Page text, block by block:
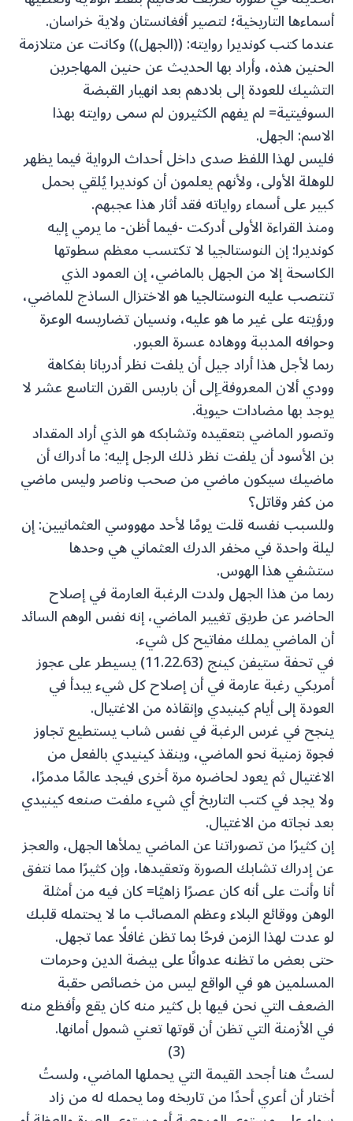
أسماءها التاريخية؛ لتصير أفغانستان ولاية خراسان.
عندما كتب كونديرا روايته: ((الجهل)) وكانت عن متلازمة
الحنين هذه، وأراد بها الحديث عن حنين المهاجرين
التشيك للعودة إلى بلادهم بعد انهيار القبضة
السوفيتية= لم يفهم الكثيرون لم سمى روايته بهذا
الاسم: الجهل.
فليس لهذا اللفظ صدى داخل أحداث الرواية فيما يظهر
للوهلة الأولى، ولأنهم يعلمون أن كونديرا يُلقي بحمل
كبير على أسماء رواياته فقد أثار هذا عجبهم.
ومنذ القراءة الأولى أدركت -فيما أظن- ما يرمي إليه
كونديرا: إن النوستالجيا لا تكتسب معظم سطوتها
الكاسحة إلا من الجهل بالماضي، إن العمود الذي
تنتصب عليه النوستالجيا هو الاختزال الساذج للماضي،
ورؤيته على غير ما هو عليه، ونسيان تضاريسه الوعرة
وحوافه المدببة ووهاده عسرة العبور.
ربما لأجل هذا أراد جيل أن يلفت نظر أدريانا بفكاهة
وودي ألان المعروفة ِإلى أن باريس القرن التاسع عشر لا
يوجد بها مضادات حيوية.
وتصور الماضي بتعقيده وتشابكه هو الذي أراد المقداد
بن الأسود أن يلفت نظر ذلك الرجل إليه: ما أدراك أن
ماضيك سيكون ماضي من صحب وناصر وليس ماضي
من كفر وقاتل؟
وللسبب نفسه قلت يومًا لأحد مهووسي العثمانيين: إن
ليلة واحدة في مخفر الدرك العثماني هي وحدها
ستشفي هذا الهوس.
ربما من هذا الجهل ولدت الرغبة العارمة في إصلاح
الحاضر عن طريق تغيير الماضي، إنه نفس الوهم السائد
أن الماضي يملك مفاتيح كل شيء.
في تحفة ستيفن كينج (11.22.63) يسيطر على عجوز
أمريكي رغبة عارمة في أن إصلاح كل شيء يبدأ في
العودة إلى أيام كينيدي وإنقاذه من الاغتيال.
ينجح في غرس الرغبة في نفس شاب يستطيع تجاوز
فجوة زمنية نحو الماضي، وينقذ كينيدي بالفعل من
الاغتيال ثم يعود لحاضره مرة أخرى فيجد عالمًا مدمرًا،
ولا يجد في كتب التاريخ أي شيء ملفت صنعه كينيدي
بعد نجاته من الاغتيال.
إن كثيرًا من تصوراتنا عن الماضي يملأها الجهل، والعجز
عن إدراك تشابك الصورة وتعقيدها، وإن كثيرًا مما نتفق
أنا وأنت على أنه كان عصرًا زاهيًا= كان فيه من أمثلة
الوهن ووقائع البلاء وعظم المصائب ما لا يحتمله قلبك
لو عدت لهذا الزمن فرحًا بما تظن غافلًا عما تجهل.
حتى بعض ما تظنه عدوانًا على بيضة الدين وحرمات
المسلمين هو في الواقع ليس من خصائص حقبة
الضعف التي نحن فيها بل كثير منه كان يقع وأفظع منه
في الأزمنة التي تظن أن قوتها تعني شمول أمانها.
(3)
لستُ هنا أجحد القيمة التي يحملها الماضي، ولستُ
أختار أن أعري أحدًا من تاريخه وما يحمله له من زاد